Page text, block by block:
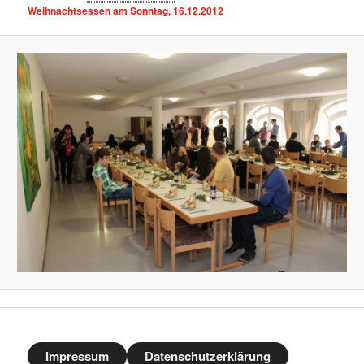
Weihnachtsessen am Sonntag, 16.12.2012
Impressum Datenschutzerklärung